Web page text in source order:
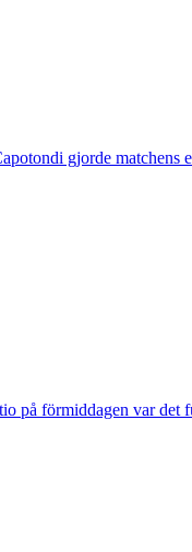
gjorde matchens
på förmiddagen var det